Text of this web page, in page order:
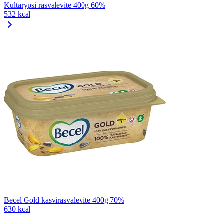
Kultarypsi rasvalevite 400g 60%
532 kcal
Becel Gold kasvirasvalevite 400g 70%
630 kcal